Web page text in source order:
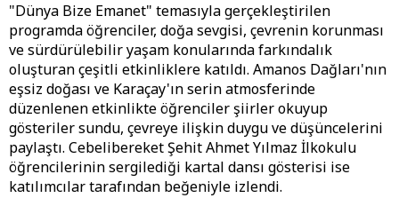
"Dünya Bize Emanet" temasıyla gerçekleştirilen
programda öğrenciler, doğa sevgisi, çevrenin korunması
ve sürdürülebilir yaşam konularında farkındalık
oluşturan çeşitli etkinliklere katıldı. Amanos Dağları'nın
eşsiz doğası ve Karaçay'ın serin atmosferinde
düzenlenen etkinlikte öğrenciler şiirler okuyup
gösteriler sundu, çevreye ilişkin duygu ve düşüncelerini
paylaştı. Cebelibereket Şehit Ahmet Yılmaz İlkokulu
öğrencilerinin sergilediği kartal dansı gösterisi ise
katılımcılar tarafından beğeniyle izlendi.